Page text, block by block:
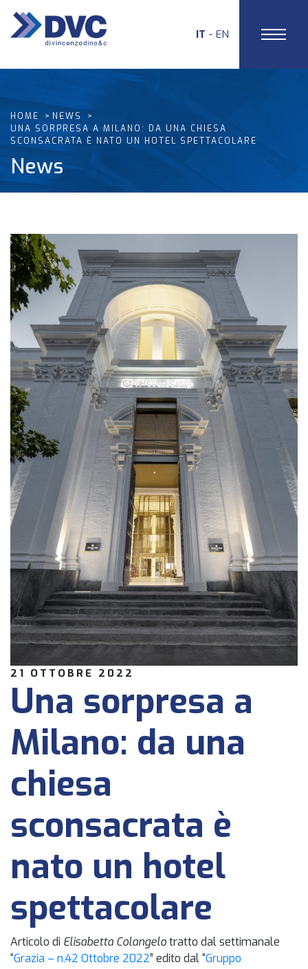
IT EN
HOME
NEWS
UNA SORPRESA A MILANO: DA UNA CHIESA
SCONSACRATA È NATO UN HOTEL SPETTACOLARE
News
21 OTTOBRE 2022
Una sorpresa a
Milano: da una
chiesa
sconsacrata è
nato un hotel
spettacolare
Articolo di Elisabetta Colangelotratto dal settimanale
“Grazia – n.42 Ottobre 2022” edito dal “Gruppo